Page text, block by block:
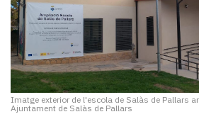
Imatge exterior de l'escola de Salàs de Pallars
Ajuntament de Salàs de Pallars